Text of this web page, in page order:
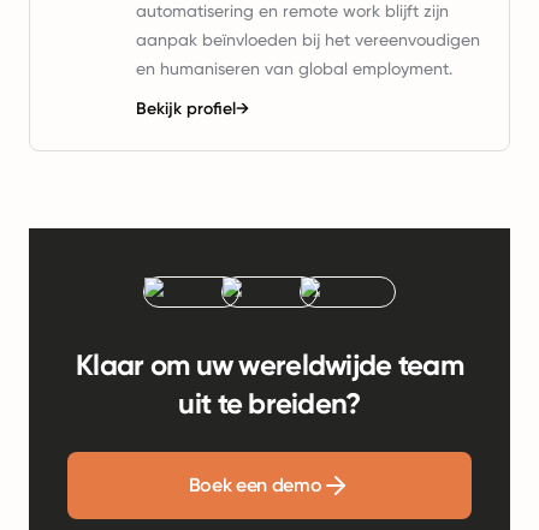
automatisering en remote work blijft zijn
aanpak beïnvloeden bij het vereenvoudigen
en humaniseren van global employment.
Bekijk profiel→
Klaar om uw wereldwijde team
uit te breiden?
Boek een demo